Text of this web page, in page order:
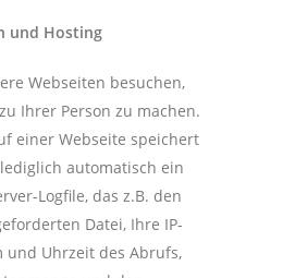
und Hosting
Webseiten besuchen,
Ihrer Person zu machen.
einer Webseite speichert
automatisch ein
Logfile, das z.B. den
Datei, Ihre IP-
und Uhrzeit des Abrufs,